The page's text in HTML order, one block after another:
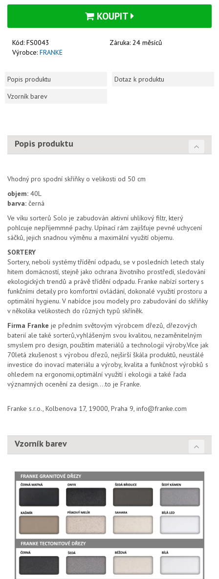
KOUPIT
Kód: FS0043 Záruka: 24 měsíců
Výrobce: FRANKE
Popis produktu
Dotaz k produktu
Vzorník barev
Popis produktu
Vhodný pro spodní skříňky o velikosti od 50 cm
objem: 40L
barva: černá
Ve víku sorterů Solo je zabudován aktivní uhlíkový filtr, který
pohlcuje nepříjemmné pachy. Upínací rám zajišťuje pevné uchycení
sáčků, jejich snadnou výměnu a maximální využití objemu.
SORTERY
Sortery, neboli systémy třídění odpadu, se v posledních letech staly
hitem domácností, stejně jako ochrana životního prostředí, sledování
ekologických trendů a právě třídění odpadu. Franke nabízí sortery s
funkčními detaily pro komfortní ovládání, dokonalé využití prostoru a
optimální hygienu. V nabídce jsou modely pro zabudování do skříňky
v několika velikostech do různých typů skříněk.
Firma Franke je předním světovým výrobcem dřezů, dřezových
baterií ale také sorterů,vyhlášeným svou kvalitou, nezaměnitelným
smyslem pro design, použitím materiálů a technologií výroby.Více jak
70letá zkušenost s výrobou dřezů, nejširší škála produktů, neustálé
investice do inovací materiálu a výroby, kvalita a funkčnost výrobků s
ohledem na ergonomii,optimální využití i ekologii a také řada
významných ocenění za design....to je Franke.
Franke s.r.o., Kolbenova 17, 19000, Praha 9, info@franke.com
Vzorník barev